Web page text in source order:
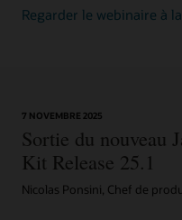
Regarder le webinaire à
7 NOVEMBRE 2025
Sortie du nouveau
Kit Release 25.1
Nicolas Ponsini, Chef de